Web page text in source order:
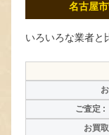
名古屋
いろいろな業者と